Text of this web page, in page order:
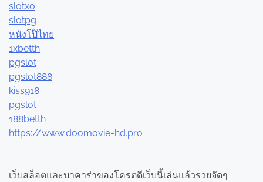
slotxo
slotpg
หนังโป๊ไทย
1xbetth
pgslot
pgslot888
kiss918
pgslot
188betth
https://www.doomovie-hd.pro
เว็บสล็อตและบาคาร่าของโครตดีเว็บนี้เล่นแล้วรวยจัดๆ